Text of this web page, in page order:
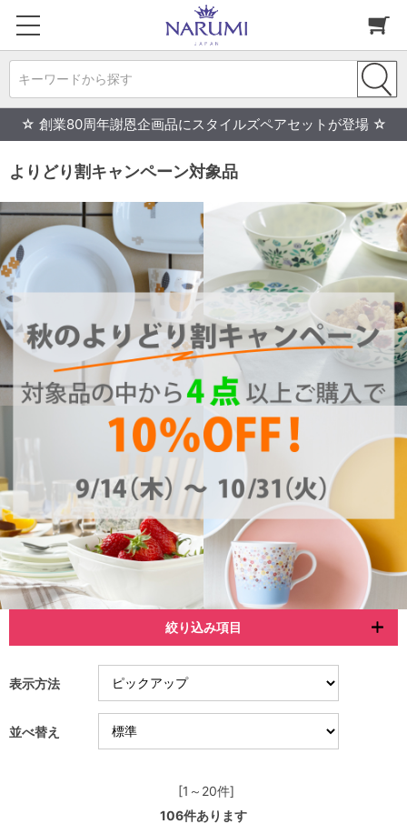
キーワードから探す
☆ 創業80周年謝恩企画品にスタイルズペアセットが登場 ☆
よりどり割キャンペーン対象品
絞り込み項目
表示方法
並べ替え
[1～20件]
106件あります